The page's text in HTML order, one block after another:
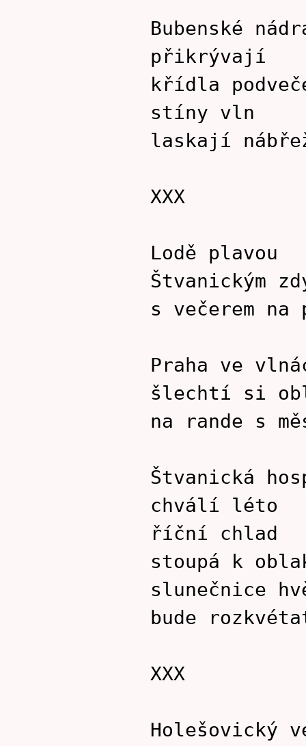
Bubenské
přikrývají
křídla
stíny vln
laskají
XXX
Lodě plavou
Štvanickým
s večerem na
Praha ve
šlechtí si
na rande s
Štvanická
chválí léto
říční chlad
stoupá k
slunečnice
bude
XXX
Holešovický